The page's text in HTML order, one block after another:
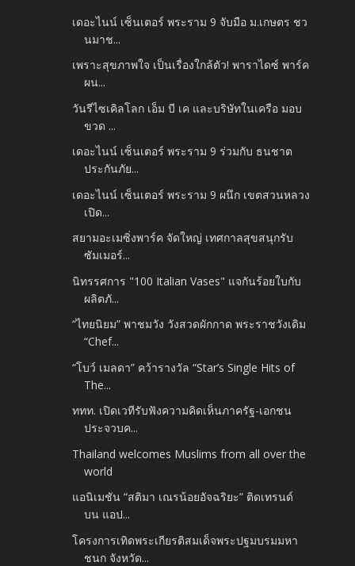
เดอะไนน์ เซ็นเตอร์ พระราม 9 จับมือ ม.เกษตร ชว
นมาช...
เพราะสุขภาพใจ เป็นเรื่องใกล้ตัว! พาราไดซ์ พาร์ค
ผน...
วันรีไซเคิลโลก เอ็ม บี เค และบริษัทในเครือ มอบ
ขวด ...
เดอะไนน์ เซ็นเตอร์ พระราม 9 ร่วมกับ ธนชาต
ประกันภัย...
เดอะไนน์ เซ็นเตอร์ พระราม 9 ผนึก เขตสวนหลวง
เปิด...
สยามอะเมซิ่งพาร์ค จัดใหญ่ เทศกาลสุขสนุกรับ
ซัมเมอร์...
นิทรรศการ "100 Italian Vases" แจกันร้อยใบกับ
ผลิตภั...
“ไทยนิยม” พาชมวัง วังสวดผักกาด พระราชวังเดิม
“Chef...
“โบว์ เมลดา” คว้ารางวัล “Star’s Single Hits of
The...
ททท. เปิดเวทีรับฟังความคิดเห็นภาครัฐ-เอกชน
ประจวบค...
Thailand welcomes Muslims from all over the
world
แอนิเมชัน “สติมา เณรน้อยอัจฉริยะ” ติดเทรนด์
บน แอป...
โครงการเทิดพระเกียรติสมเด็จพระปฐมบรมมหา
ชนก จังหวัด...